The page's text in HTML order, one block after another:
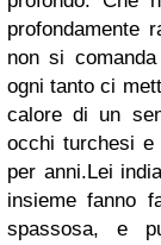
profondamente
non si
ogni tanto ci
calore di un
occhi turchesi
per anni.Lei
insieme fanno
spassosa, e